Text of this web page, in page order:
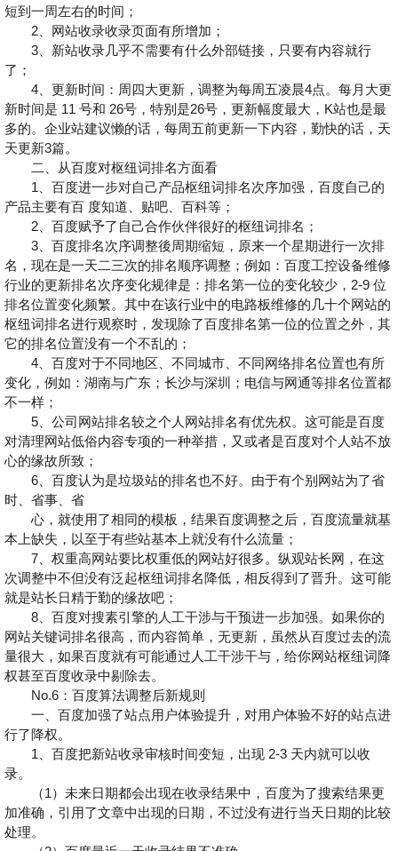
短到一周左右的时间；
2、网站收录收录页面有所增加；
3、新站收录几乎不需要有什么外部链接，只要有内容就行
了；
4、更新时间：周四大更新，调整为每周五凌晨4点。每月大更
新时间是 11 号和 26号，特别是26号，更新幅度最大，K站也是最
多的。企业站建议懒的话，每周五前更新一下内容，勤快的话，天
天更新3篇。
二、从百度对枢纽词排名方面看
1、百度进一步对自己产品枢纽词排名次序加强，百度自己的
产品主要有百 度知道、贴吧、百科等；
2、百度赋予了自己合作伙伴很好的枢纽词排名；
3、百度排名次序调整後周期缩短，原来一个星期进行一次排
名，现在是一天二三次的排名顺序调整；例如：百度工控设备维修
行业的更新排名次序变化规律是：排名第一位的变化较少，2-9 位
排名位置变化频繁。其中在该行业中的电路板维修的几十个网站的
枢纽词排名进行观察时，发现除了百度排名第一位的位置之外，其
它的排名位置没有一个不乱的；
4、百度对于不同地区、不同城市、不同网络排名位置也有所
变化，例如：湖南与广东；长沙与深圳；电信与网通等排名位置都
不一样；
5、公司网站排名较之个人网站排名有优先权。这可能是百度
对清理网站低俗内容专项的一种举措，又或者是百度对个人站不放
心的缘故所致；
6、百度认为是垃圾站的排名也不好。由于有个别网站为了省
时、省事、省
心，就使用了相同的模板，结果百度调整之后，百度流量就基
本上缺失，以至于有些站基本上就没有什么流量；
7、权重高网站要比权重低的网站好很多。纵观站长网，在这
次调整中不但没有泛起枢纽词排名降低，相反得到了晋升。这可能
就是站长日精于勤的缘故吧；
8、百度对搜素引擎的人工干涉与干预进一步加强。如果你的
网站关键词排名很高，而内容简单，无更新，虽然从百度过去的流
量很大，如果百度就有可能通过人工干涉干与，给你网站枢纽词降
权甚至百度收录中剔除去。
No.6：百度算法调整后新规则
一、百度加强了站点用户体验提升，对用户体验不好的站点进
行了降权。
1、百度把新站收录审核时间变短，出现 2-3 天内就可以收
录。
（1）未来日期都会出现在收录结果中，百度为了搜索结果更
加准确，引用了文章中出现的日期，不过没有进行当天日期的比较
处理。